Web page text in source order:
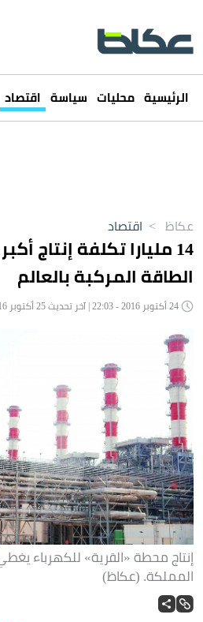
الرئيسية محليات سياسة اقتصاد
عكاظ > اقتصاد
14 مليارا تكلفة إنتاج
الطاقة المركبة بالعالم
إنتاج محطة «القرية» للكهرباء
المملكة. (عكاظ)